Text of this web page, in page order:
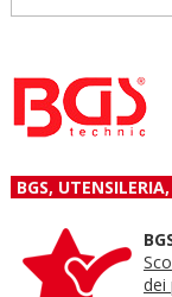
BGS,
dei